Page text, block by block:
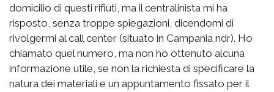
domicilio di questi rifiuti, ma il centralinista mi ha
risposto, senza troppe spiegazioni, dicendomi di
rivolgermi al call center (situato in Campania ndr). Ho
chiamato quel numero, ma non ho ottenuto alcuna
informazione utile, se non la richiesta di specificare la
natura dei materiali e un appuntamento fissato per il